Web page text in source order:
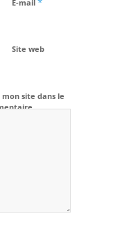
E-mail
Site web
site dans le